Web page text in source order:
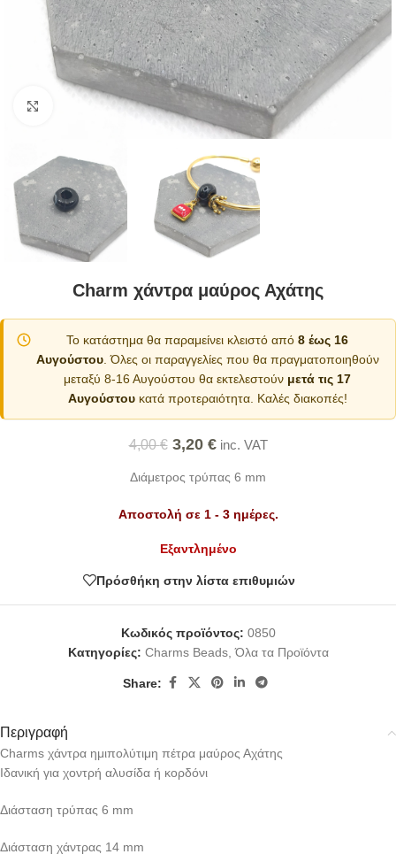
Κλικ για μεγέθυνση
Charm χάντρα μαύρος Αχάτης
Το κατάστημα θα παραμείνει κλειστό από 8 έως 16
Αυγούστου. Όλες οι παραγγελίες που θα πραγματοποιηθούν
μεταξύ 8-16 Αυγούστου θα εκτελεστούν μετά τις 17
Αυγούστουκατά προτεραιότητα. Καλές διακοπές!
4,00€ 3,20 €inc. VAT
Διάμετρος τρύπας 6 mm
Αποστολή σε 1 - 3 ημέρες.
Εξαντλημένο
Πρόσθήκη στην λίστα επιθυμιών
Κωδικός προϊόντος: 0850
Κατηγορίες: Charms Beads, Όλα τα Προϊόντα
Share:
Περιγραφή
Charms χάντρα ημιπολύτιμη πέτρα μαύρος Αχάτης
Ιδανική για χοντρή αλυσίδα ή κορδόνι
Διάσταση τρύπας 6 mm
Διάσταση χάντρας 14 mm